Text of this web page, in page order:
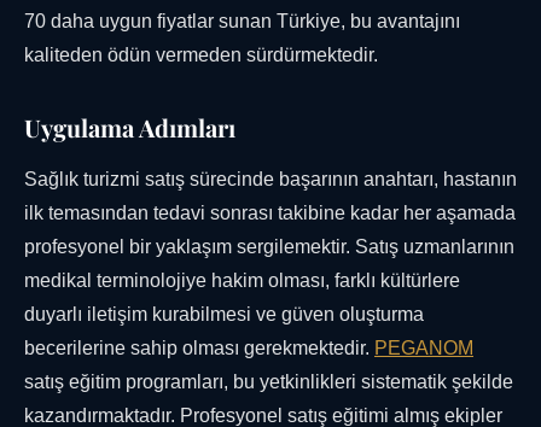
70 daha uygun fiyatlar sunan Türkiye, bu avantajını
kaliteden ödün vermeden sürdürmektedir.
Uygulama Adımları
Sağlık turizmi satış sürecinde başarının anahtarı, hastanın
ilk temasından tedavi sonrası takibine kadar her aşamada
profesyonel bir yaklaşım sergilemektir. Satış uzmanlarının
medikal terminolojiye hakim olması, farklı kültürlere
duyarlı iletişim kurabilmesi ve güven oluşturma
becerilerine sahip olması gerekmektedir. PEGANOM
satış eğitim programları, bu yetkinlikleri sistematik şekilde
kazandırmaktadır. Profesyonel satış eğitimi almış ekipler